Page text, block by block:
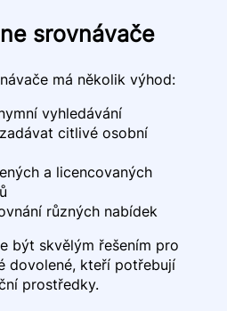
srovnávače
má několik výhod:
vyhledávání
citlivé osobní
a licencovaných
různých nabídek
být skvělým řešením pro
dovolené, kteří potřebují
prostředky.